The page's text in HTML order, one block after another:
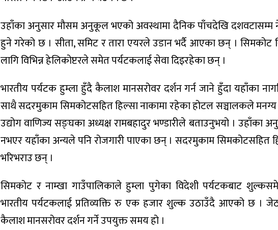
उहाँका अनुसार मौसम अनुकूल भएको अवस्थामा दैनिक पाँचदेखि दशवटासम्म
हुने गरेको छ । सीता, समिट र तारा एयरले उडान भर्दै आएका छन् । सिमकोट
लागि विभिन्न हेलिकोप्टरले समेत पर्यटकलाई सेवा दिइरहेका छन् ।
भारतीय पर्यटक हुम्ला हुँदै कैलाश मानसरोवर दर्शन गर्न जाने हुँदा यहाँका
साथै सदरमुकाम सिमकोटसहित हिल्सा नाकामा रहेका होटल सञ्चालकले मनग्य
उद्योग वाणिज्य सङ्घका अध्यक्ष रामबहादुर भण्डारीले बताउनुभयो । उहाँका
नभएर यहाँका अन्यले पनि रोजगारी पाएका छन् । सदरमुकाम सिमकोटसहित
भरिभराउ छन् ।
सिमकोट र नाम्खा गाउँपालिकाले हुम्ला पुगेका विदेशी पर्यटकबाट
भारतीय पर्यटकलाई प्रतिव्यक्ति रु एक हजार शुल्क उठाउँदै आएको छ ।
कैलाश मानसरोवर दर्शन गर्ने उपयुक्त समय हो ।